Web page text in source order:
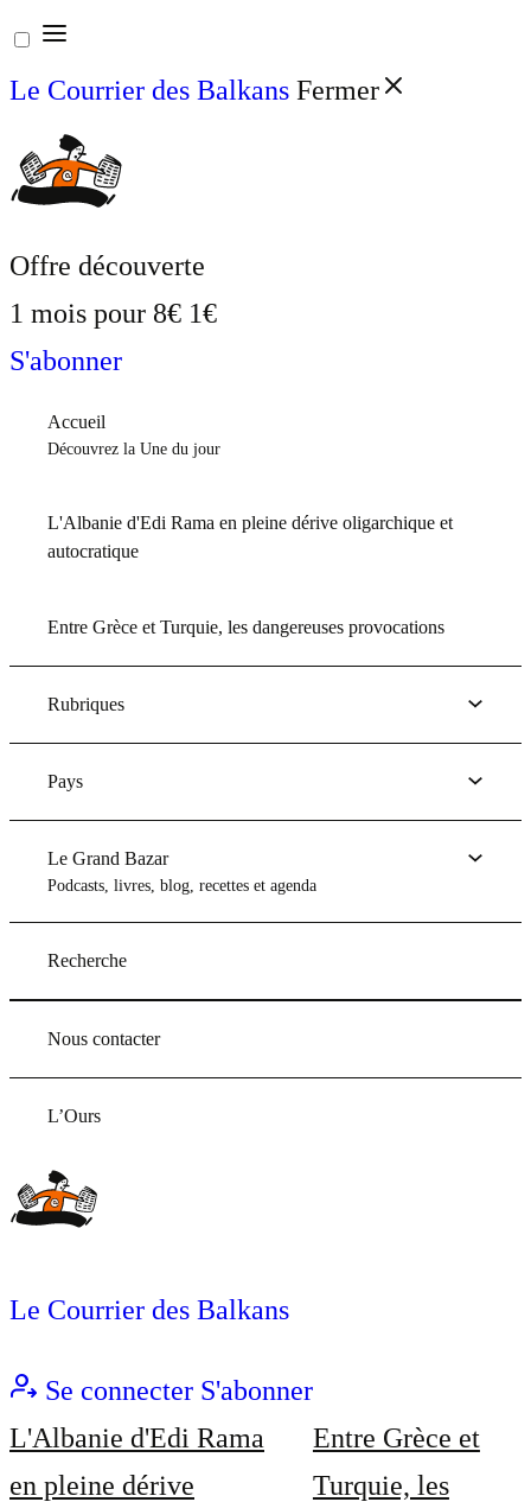
Aller
au
contenu
Le Courrier des Balkans Fermer
Offre découverte
1 mois pour 8€ 1€
S'abonner
Accueil
Découvrez la Une du jour
L'Albanie d'Edi Rama en pleine dérive oligarchique et
autocratique
Entre Grèce et Turquie, les dangereuses provocations
Rubriques
Pays
Le Grand Bazar
Podcasts, livres, blog, recettes et agenda
Recherche
Nous contacter
L’Ours
Le Courrier des Balkans
Se connecter S'abonner
L'Albanie d'Edi Rama
en pleine dérive
Entre Grèce et
Turquie, les